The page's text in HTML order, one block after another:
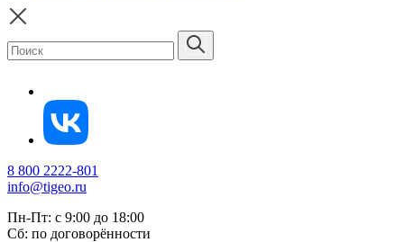
8 800 2222-801
info@tigeo.ru
Пн-Пт: с 9:00 до 18:00
Сб: по договорённости